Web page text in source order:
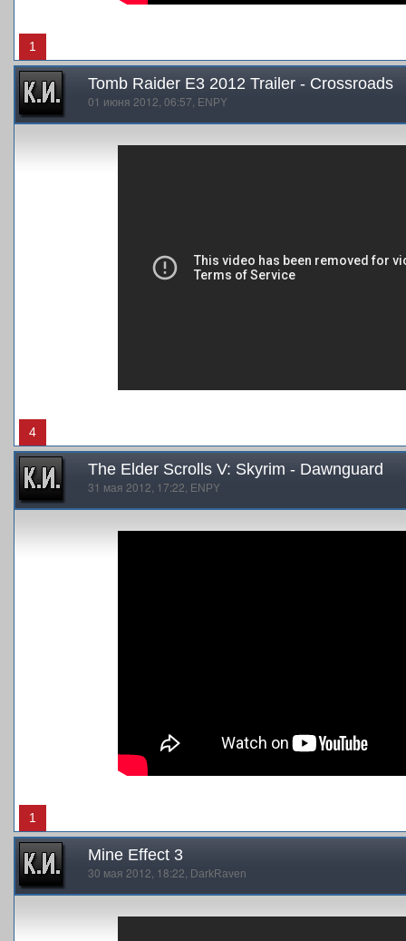
1
Tomb Raider E3 2012 Trailer - Crossroads
01 июня 2012, 06:57, ENPY
4
The Elder Scrolls V: Skyrim - Dawnguard
31 мая 2012, 17:22, ENPY
1
Mine Effect 3
30 мая 2012, 18:22, DarkRaven